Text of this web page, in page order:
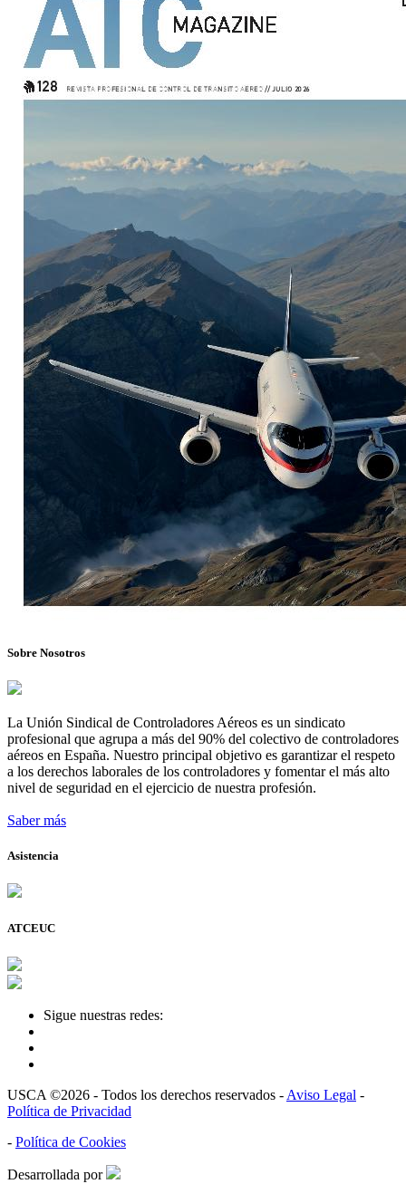
Sobre Nosotros
La Unión Sindical de Controladores Aéreos es un sindicato
profesional que agrupa a más del 90% del colectivo de controladores
aéreos en España. Nuestro principal objetivo es garantizar el respeto
a los derechos laborales de los controladores y fomentar el más alto
nivel de seguridad en el ejercicio de nuestra profesión.
Saber más
Asistencia
ATCEUC
Sigue nuestras redes:
USCA ©2026 - Todos los derechos reservados - Aviso Legal -
Política de Privacidad
- Política de Cookies
Desarrollada por